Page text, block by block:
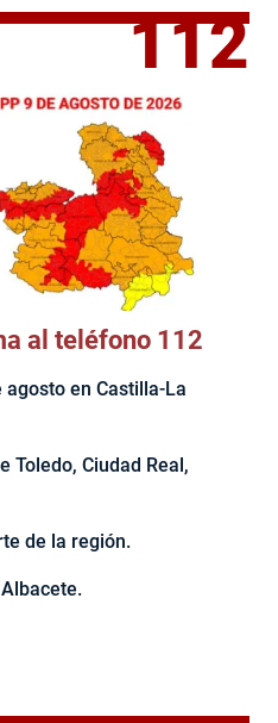
112
al teléfono 112
agosto en Castilla-La
Toledo, Ciudad Real,
de la región.